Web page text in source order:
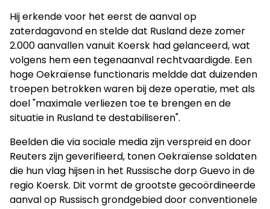
Hij erkende voor het eerst de aanval op
zaterdagavond en stelde dat Rusland deze zomer
2.000 aanvallen vanuit Koersk had gelanceerd, wat
volgens hem een tegenaanval rechtvaardigde. Een
hoge Oekraïense functionaris meldde dat duizenden
troepen betrokken waren bij deze operatie, met als
doel "maximale verliezen toe te brengen en de
situatie in Rusland te destabiliseren".
Beelden die via sociale media zijn verspreid en door
Reuters zijn geverifieerd, tonen Oekraïense soldaten
die hun vlag hijsen in het Russische dorp Guevo in de
regio Koersk. Dit vormt de grootste gecoördineerde
aanval op Russisch grondgebied door conventionele